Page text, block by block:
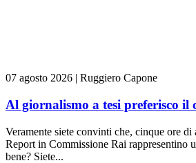
07 agosto 2026 | Ruggiero Capone
Al giornalismo a tesi preferisco il
Veramente siete convinti che, cinque ore di
Report in Commissione Rai rappresentino
bene? Siete...